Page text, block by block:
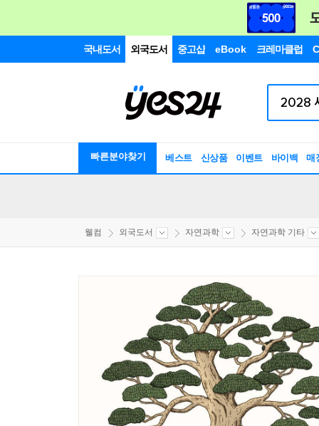
국내도서 외국도서 중고샵 eBook 크레마클럽
빠른분야찾기 베스트 신상품 이벤트 바이백 매
웰컴 외국도서 자연과학 자연과학 기타